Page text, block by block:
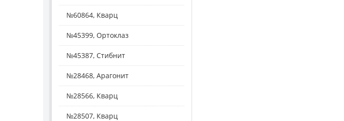
№60864, Кварц
№45399, Ортоклаз
№45387, Стибнит
№28468, Арагонит
№28566, Кварц
№28507, Кварц